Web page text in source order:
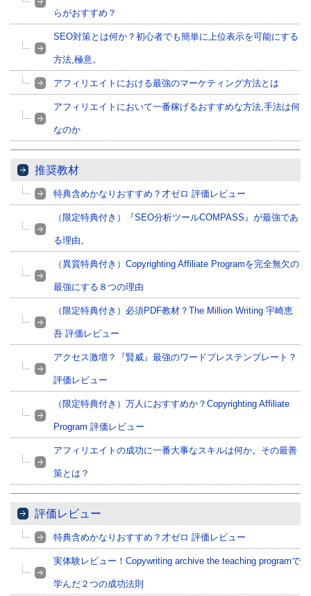
らがおすすめ？
SEO対策とは何か？初心者でも簡単に上位表示を可能にする
方法,極意。
アフィリエイトにおける最強のマーケティング方法とは
アフィリエイトにおいて一番稼げるおすすめな方法,手法は何
なのか
推奨教材
特典含めかなりおすすめ？才ゼロ 評価レビュー
（限定特典付き）『SEO分析ツールCOMPASS』が最強であ
る理由。
（異質特典付き）Copyrighting Affiliate Programを完全無欠の
最強にする８つの理由
（限定特典付き）必須PDF教材？The Million Writing 宇崎恵
吾 評価レビュー
アクセス激増？『賢威』最強のワードプレステンプレート？
評価レビュー
（限定特典付き）万人におすすめか？Copyrighting Affiliate
Program 評価レビュー
アフィリエイトの成功に一番大事なスキルは何か。その最善
策とは？
評価レビュー
特典含めかなりおすすめ？才ゼロ 評価レビュー
実体験レビュー！Copywriting archive the teaching programで
学んだ２つの成功法則